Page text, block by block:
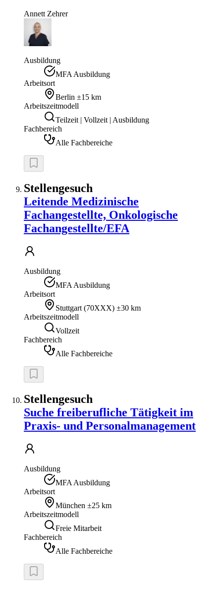
Annett Zehrer
Ausbildung
MFA Ausbildung
Arbeitsort
Berlin ±15 km
Arbeitszeitmodell
Teilzeit | Vollzeit | Ausbildung
Fachbereich
Alle Fachbereiche
Stellengesuch
Leitende Medizinische
Fachangestellte, Onkologische
Fachangestellte/EFA
Ausbildung
MFA Ausbildung
Arbeitsort
Stuttgart (70XXX) ±30 km
Arbeitszeitmodell
Vollzeit
Fachbereich
Alle Fachbereiche
Stellengesuch
Suche freiberufliche Tätigkeit im
Praxis- und Personalmanagement
Ausbildung
MFA Ausbildung
Arbeitsort
München ±25 km
Arbeitszeitmodell
Freie Mitarbeit
Fachbereich
Alle Fachbereiche